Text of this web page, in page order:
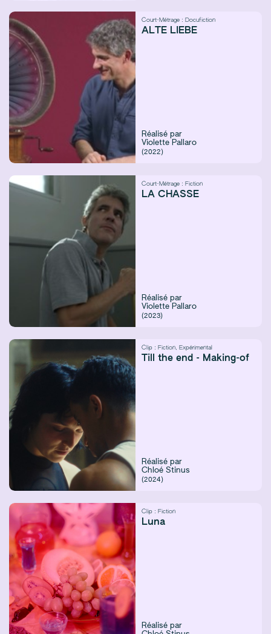
Court-Métrage : Docufiction
ALTE LIEBE
Réalisé par
Violette Pallaro
(2022)
Court-Métrage : Fiction
LA CHASSE
Réalisé par
Violette Pallaro
(2023)
Clip : Fiction, Expérimental
Till the end - Making-of
Réalisé par
Chloé Stinus
(2024)
Clip : Fiction
Luna
Réalisé par